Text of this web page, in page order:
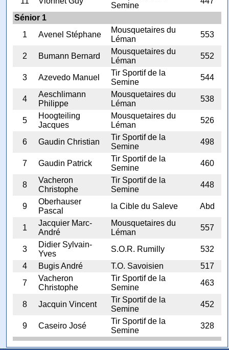
Semine
Sénior 1
1
Avenel Stéphane
Mousquetaires du
Léman
553
2 Bumann Bernard
Mousquetaires du
Léman
552
3 Azevedo Manuel
Tir Sportif de la
Semine
544
4
Aeschlimann
Philippe
Mousquetaires du
Léman
538
5
Hoogteiling
Jacques
Mousquetaires du
Léman
526
6 Gaudin Christian
Tir Sportif de la
Semine
498
7 Gaudin Patrick
Tir Sportif de la
Semine
460
8
Vacheron
Christophe
Tir Sportif de la
Semine
448
9
Oberhauser
Pascal
la Cible du Saleve Abd
1
Jacquier Marc-
André
Mousquetaires du
Léman
557
3
Didier Sylvain-
Yves
S.O.R. Rumilly
532
4
Bugis André T.O. Savoisien
517
7
Vacheron
Christophe
Tir Sportif de la
Semine
463
8 Jacquin Vincent
Tir Sportif de la
Semine
452
9 Caseiro José
Tir Sportif de la
Semine
328